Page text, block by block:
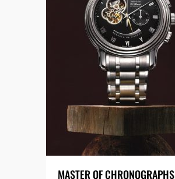
MASTER OF CHRONOGRAPHS